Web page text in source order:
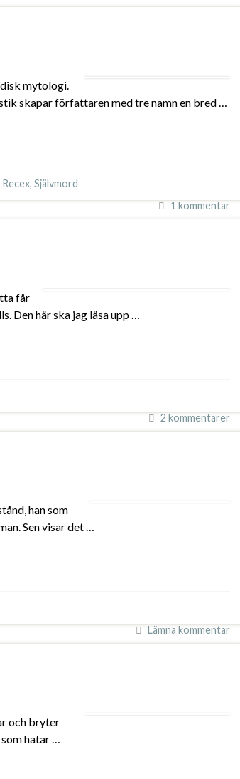
mytologi.
skapar författaren med tre namn en bred …
Recex, Självmord
1 kommentar
får
Den här ska jag läsa upp …
2 kommentarer
han som
Sen visar det …
Lämna kommentar
och bryter
hatar …